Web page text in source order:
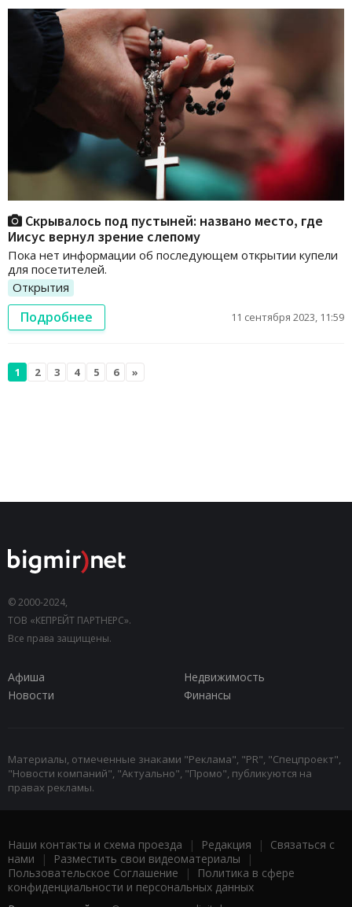
Скрывалось под пустыней: названо место, где
Иисус вернул зрение слепому
Пока нет информации об последующем открытии купели
для посетителей.
Открытия
Подробнее 11 сентября 2023, 11:59
1 2 3 4 5 6 »
© 2000-2024,
ТОВ «КЕПРЕЙТ ПАРТНЕРС».
Все права защищены.
Афиша
Недвижимость
Новости
Финансы
Материалы, отмеченные знаками "Реклама", "PR", "Спецпроект",
"Новости компаний", "Актуально", "Промо", публикуются на
правах рекламы.
Наши контакты и схема проезда | Редакция | Связаться с
нами | Разместить свои видеоматериалы |
Пользовательское Соглашение |
Политика в сфере
конфиденциальности и персональных данных